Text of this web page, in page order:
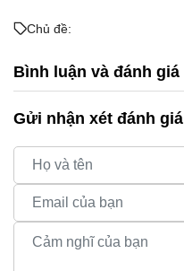
Chủ đề:
Bình luận và đánh giá
Gửi nhận xét đánh giá